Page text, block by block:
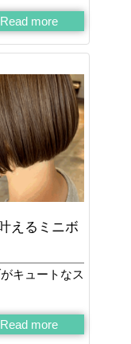
Read more
えるミニボ
キュートなス
Read more